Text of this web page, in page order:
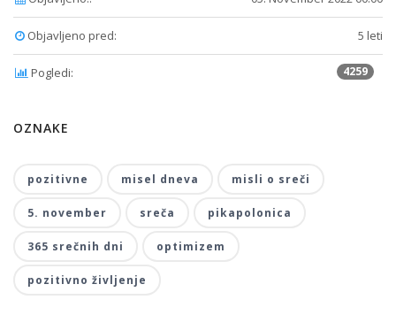
Objavljeno pred: 5 leti
Pogledi: 4259
OZNAKE
pozitivne misel dneva misli o sreči
5. november sreča pikapolonica
365 srečnih dni optimizem
pozitivno življenje